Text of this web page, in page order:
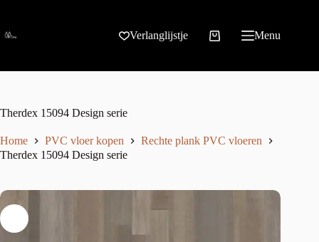
Verlanglijstje Menu
Therdex 15094 Design serie
Home PVC vloer kopen
Rechte plank PVC vloeren
Therdex 15094 Design serie